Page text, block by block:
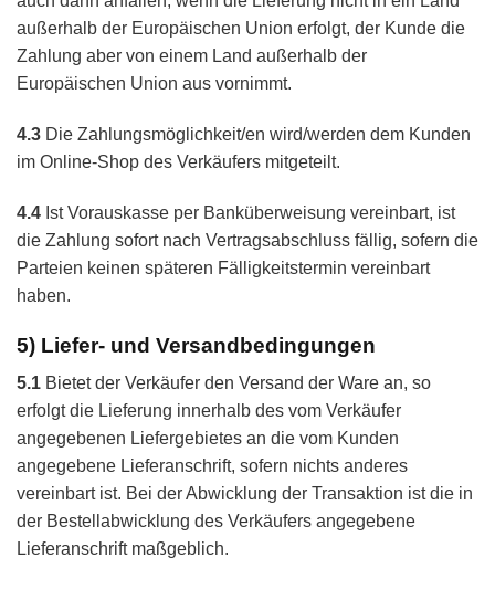
außerhalb der Europäischen Union erfolgt, der Kunde die
Zahlung aber von einem Land außerhalb der
Europäischen Union aus vornimmt.
4.3 Die Zahlungsmöglichkeit/en wird/werden dem Kunden
im Online-Shop des Verkäufers mitgeteilt.
4.4 Ist Vorauskasse per Banküberweisung vereinbart, ist
die Zahlung sofort nach Vertragsabschluss fällig, sofern die
Parteien keinen späteren Fälligkeitstermin vereinbart
haben.
5) Liefer- und Versandbedingungen
5.1 Bietet der Verkäufer den Versand der Ware an, so
erfolgt die Lieferung innerhalb des vom Verkäufer
angegebenen Liefergebietes an die vom Kunden
angegebene Lieferanschrift, sofern nichts anderes
vereinbart ist. Bei der Abwicklung der Transaktion ist die in
der Bestellabwicklung des Verkäufers angegebene
Lieferanschrift maßgeblich.